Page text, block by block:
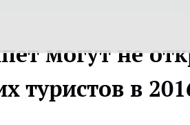
могут не
туристов в